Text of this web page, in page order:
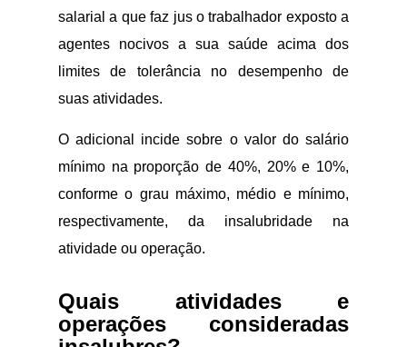
salarial a que faz jus o trabalhador exposto a
agentes nocivos a sua saúde acima dos
limites de tolerância no desempenho de
suas atividades.
O adicional incide sobre o valor do salário
mínimo na proporção de 40%, 20% e 10%,
conforme o grau máximo, médio e mínimo,
respectivamente, da insalubridade na
atividade ou operação.
Quais atividades e
operações consideradas